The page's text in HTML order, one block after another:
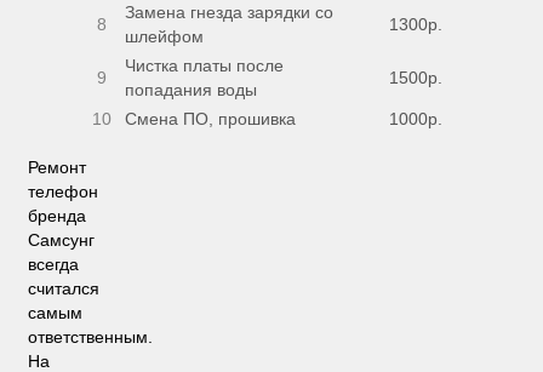
8
Замена гнезда зарядки со
шлейфом
1300р.
9
Чистка платы после
попадания воды
1500р.
10 Смена ПО, прошивка 1000р.
Ремонт
телефон
бренда
Самсунг
всегда
считался
самым
ответственным.
На